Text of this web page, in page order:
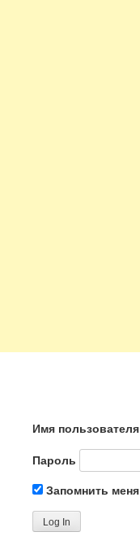
Имя пользователя
Пароль
Запомнить меня